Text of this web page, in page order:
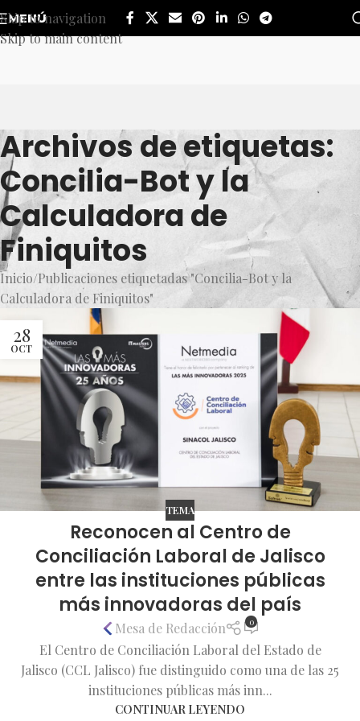
Skip to navigation
Skip to main content
MENÚ
Archivos de etiquetas:
Concilia-Bot y la
Calculadora de
Finiquitos
Inicio Publicaciones etiquetadas "Concilia-Bot y la
Calculadora de Finiquitos"
28
OCT
TEMA
Reconocen al Centro de
Conciliación Laboral de Jalisco
entre las instituciones públicas
más innovadoras del país
Mesa de Redacción 0
El Centro de Conciliación Laboral del Estado de
Jalisco (CCL Jalisco) fue distinguido como una de las 25
instituciones públicas más inn...
CONTINUAR LEYENDO